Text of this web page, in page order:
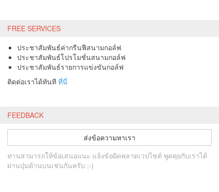
FREE SERVICES
ประชาสัมพันธ์ค่ากรีนฟีสนามกอล์ฟ
ประชาสัมพันธ์โปรโมชั่นสนามกอล์ฟ
ประชาสัมพันธ์รายการแข่งขันกอล์ฟ
ติดต่อเราได้ทันที ที่นี่
FEEDBACK
ส่งข้อความหาเรา
ท่านสามารถให้ข้อเสนอแนะ แจ้งข้อผิดพลาดเวปไซต์ พูดคุยกับเราได้
ผ่านปุ่มด้านบนเช่นกันครับ ;-)